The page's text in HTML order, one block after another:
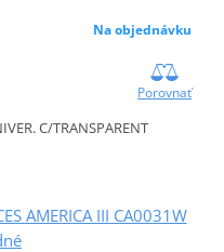
Na objednávku
Porovnať
C/TRANSPARENT
AMERICA III CA0031W